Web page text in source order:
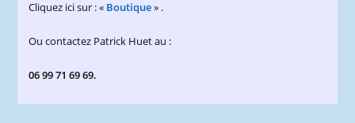
Cliquez ici sur : « Boutique» .
Ou contactez Patrick Huet au :
06 99 71 69 69.